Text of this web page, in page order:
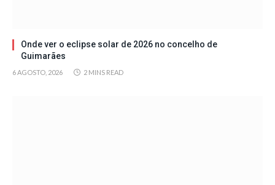
Onde ver o eclipse solar de 2026 no concelho de
Guimarães
6 AGOSTO, 2026 2 MINS READ